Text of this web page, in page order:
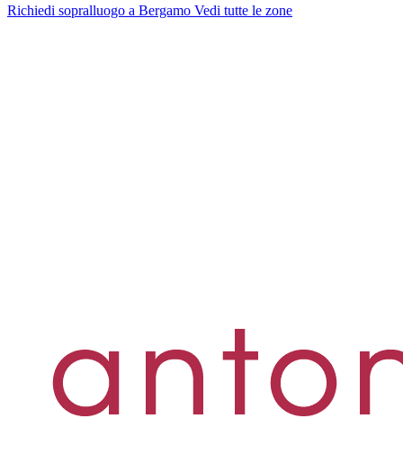
Richiedi sopralluogo a Bergamo Vedi tutte le zone